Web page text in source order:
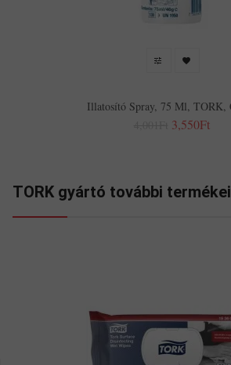
Illatosító Spray, 75 Ml, TORK,
3,550Ft
TORK gyártó további termékei